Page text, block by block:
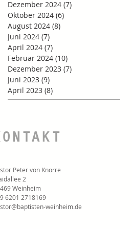
Dezember 2024 (7)
Oktober 2024 (6)
August 2024 (8)
Juni 2024 (7)
April 2024 (7)
Februar 2024 (10)
Dezember 2023 (7)
Juni 2023 (9)
April 2023 (8)
Peter von Knorre
2
Weinheim
6201 2718169‬
weinheim.de